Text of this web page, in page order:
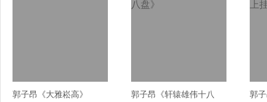
郭子昂《大雅崧高》
郭子昂《轩辕雄伟十八
郭